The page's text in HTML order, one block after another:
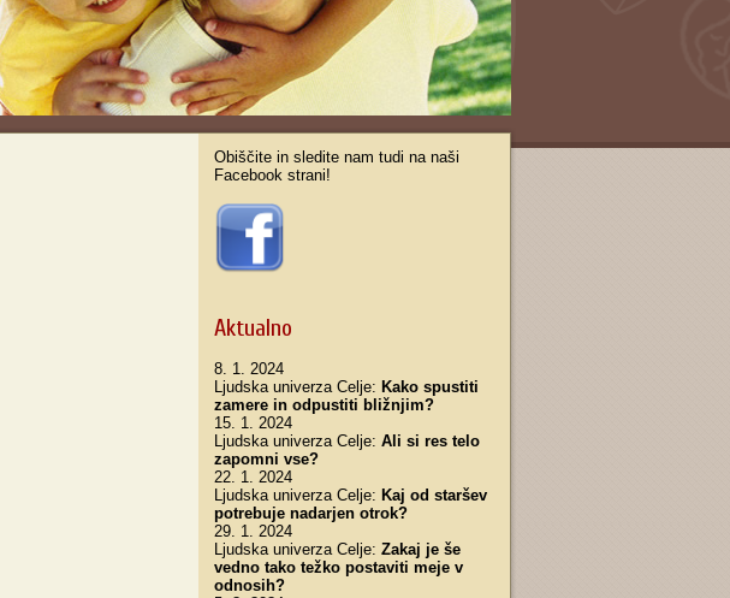
Obiščite in sledite nam tudi na naši
Facebook strani!
Aktualno
8. 1. 2024
Ljudska univerza Celje: Kako spustiti
zamere in odpustiti bližnjim?
15. 1. 2024
Ljudska univerza Celje: Ali si res telo
zapomni vse?
22. 1. 2024
Ljudska univerza Celje: Kaj od staršev
potrebuje nadarjen otrok?
29. 1. 2024
Ljudska univerza Celje: Zakaj je še
vedno tako težko postaviti meje v
odnosih?